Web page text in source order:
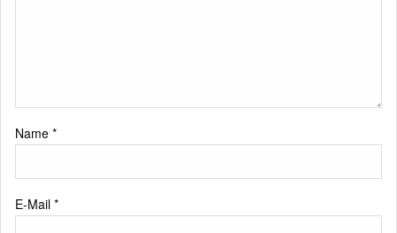
Name *
E-Mail *